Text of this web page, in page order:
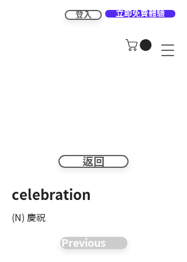
登入 立即免費體驗
返回
celebration
(N) 慶祝
Previous